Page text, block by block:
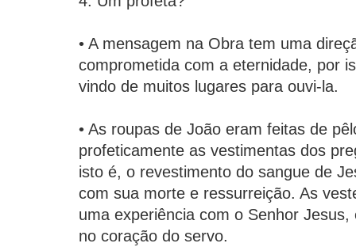
• A mensagem na Obra tem uma
comprometida com a eternidade, por
vindo de muitos lugares para ouvi-la.
• As roupas de João eram feitas de
profeticamente as vestimentas dos
isto é, o revestimento do sangue de
com sua morte e ressurreição. As
uma experiência com o Senhor
no coração do servo.